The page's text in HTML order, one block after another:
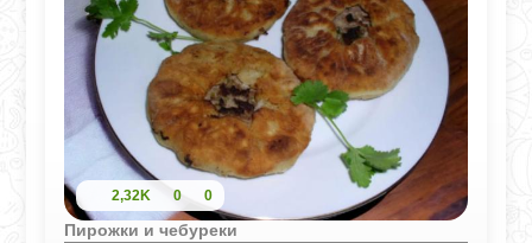
2,32K 0 0
Пирожки и чебуреки